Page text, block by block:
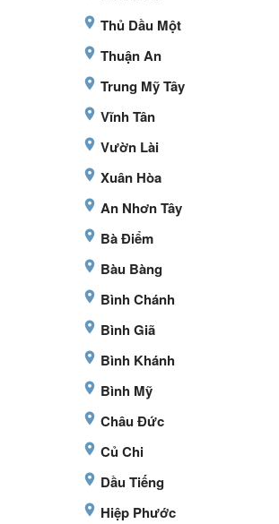
Thủ Dầu Một
Thuận An
Trung Mỹ Tây
Vĩnh Tân
Vườn Lài
Xuân Hòa
An Nhơn Tây
Bà Điểm
Bàu Bàng
Bình Chánh
Bình Giã
Bình Khánh
Bình Mỹ
Châu Đức
Củ Chi
Dầu Tiếng
Hiệp Phước